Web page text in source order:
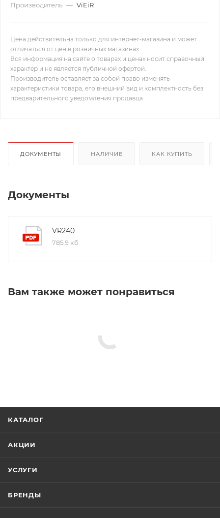
Производитель — ViEiR
Цена действительна только для интернет-магазина и может
отличаться от цен в розничных магазинах
Вся информация на сайте о товарах и ценах носит справочный
характер и не является публичной офертой.
Производитель оставляет за собой право изменять
характеристики товара, его внешний вид и комплектность без
предварительного уведомления продавца
ДОКУМЕНТЫ НАЛИЧИЕ КАК КУПИТЬ
Документы
VR240
785,9 кб
Вам также может понравиться
КАТАЛОГ
АКЦИИ
УСЛУГИ
БРЕНДЫ